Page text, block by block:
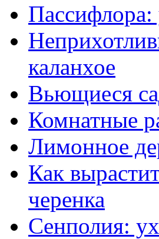
каланхое
Вьющиеся
Комнатные
Лимонное
Как
черенка
Сенполия: